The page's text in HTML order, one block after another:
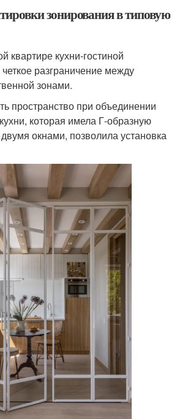
зонирования в типовую
квартире кухни-гостиной
разграничение между
зонами.
пространство при объединении
которая имела Г-образную
окнами, позволила установка